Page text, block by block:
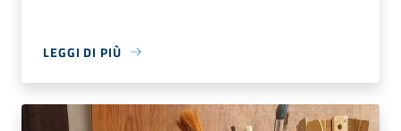
LEGGI DI PIÙ